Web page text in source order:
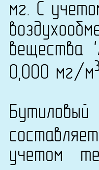
мг. С
вещества
0,000 мг/м3
учетом